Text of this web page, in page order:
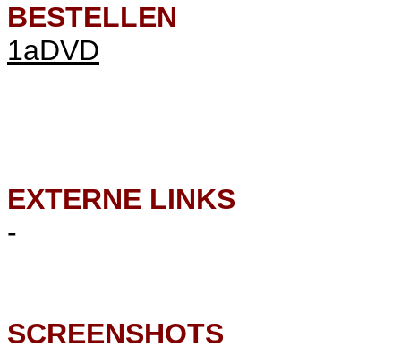
BESTELLEN
1aDVD
EXTERNE LINKS
-
SCREENSHOTS